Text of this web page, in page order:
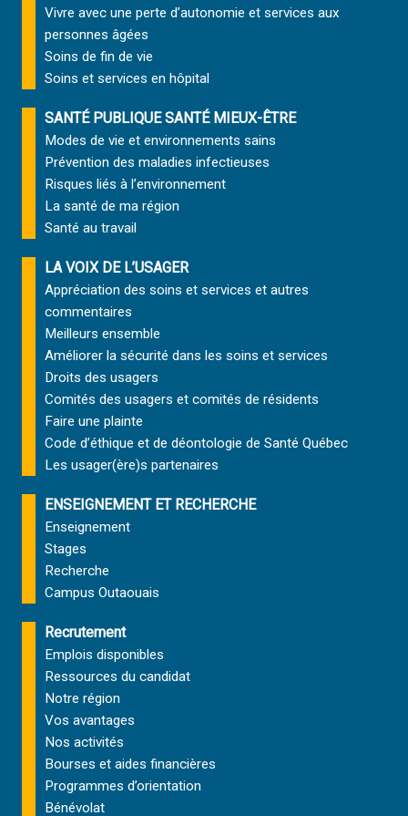
Vivre avec une perte d’autonomie et services aux
personnes âgées
Soins de fin de vie
Soins et services en hôpital
SANTÉ PUBLIQUE SANTÉ MIEUX-ÊTRE
Modes de vie et environnements sains
Prévention des maladies infectieuses
Risques liés à l’environnement
La santé de ma région
Santé au travail
LA VOIX DE L’USAGER
Appréciation des soins et services et autres
commentaires
Meilleurs ensemble
Améliorer la sécurité dans les soins et services
Droits des usagers
Comités des usagers et comités de résidents
Faire une plainte
Code d’éthique et de déontologie de Santé Québec
Les usager(ère)s partenaires
ENSEIGNEMENT ET RECHERCHE
Enseignement
Stages
Recherche
Campus Outaouais
Recrutement
Emplois disponibles
Ressources du candidat
Notre région
Vos avantages
Nos activités
Bourses et aides financières
Programmes d’orientation
Bénévolat